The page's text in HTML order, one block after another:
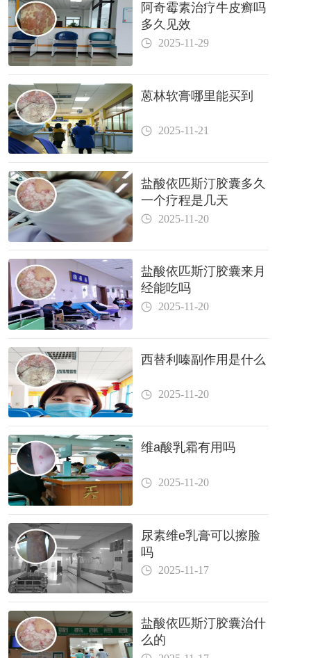
阿奇霉素治疗牛皮癣吗
多久见效
2025-11-29
蒽林软膏哪里能买到
2025-11-21
盐酸依匹斯汀胶囊多久
一个疗程是几天
2025-11-20
盐酸依匹斯汀胶囊来月
经能吃吗
2025-11-20
西替利嗪副作用是什么
2025-11-20
维a酸乳霜有用吗
2025-11-20
尿素维e乳膏可以擦脸
吗
2025-11-17
盐酸依匹斯汀胶囊治什
么的